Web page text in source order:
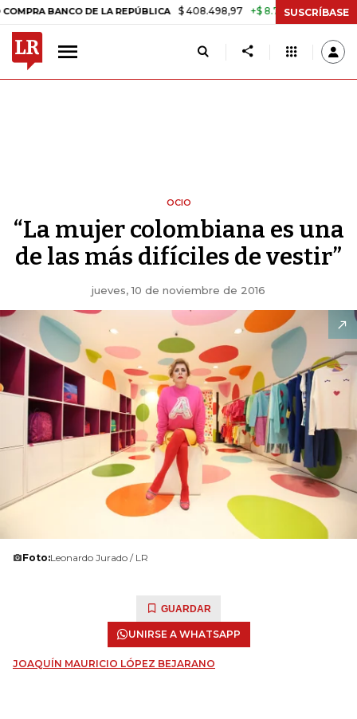
DE LA REPÚBLICA $ 408.498,97 +$ 8.753,81 +2,19% TASA
SUSCRÍBASE
OCIO
“La mujer colombiana es una
de las más difíciles de vestir”
jueves, 10 de noviembre de 2016
Foto:Leonardo Jurado / LR
GUARDAR
UNIRSE A WHATSAPP
JOAQUÍN MAURICIO LÓPEZ BEJARANO